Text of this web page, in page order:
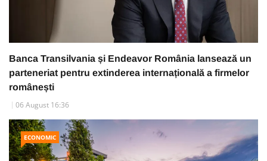
Banca Transilvania și Endeavor România lansează un
parteneriat pentru extinderea internațională a firmelor
românești
06 August 16:36
ECONOMIC